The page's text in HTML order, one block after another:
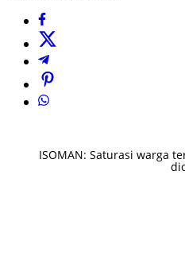
ISOMAN: Saturasi warga